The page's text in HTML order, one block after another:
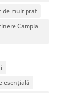
de mult praf
Campia
esențială